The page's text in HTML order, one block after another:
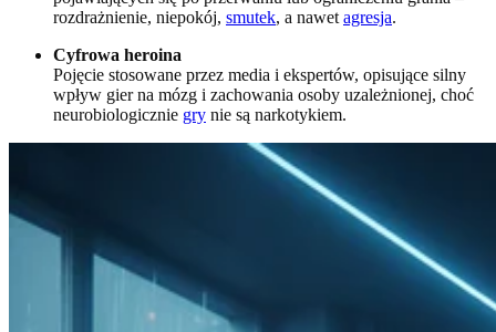
rozdrażnienie, niepokój, smutek, a nawet agresja.
Cyfrowa heroina
Pojęcie stosowane przez media i ekspertów, opisujące silny
wpływ gier na mózg i zachowania osoby uzależnionej, choć
neurobiologicznie gry nie są narkotykiem.